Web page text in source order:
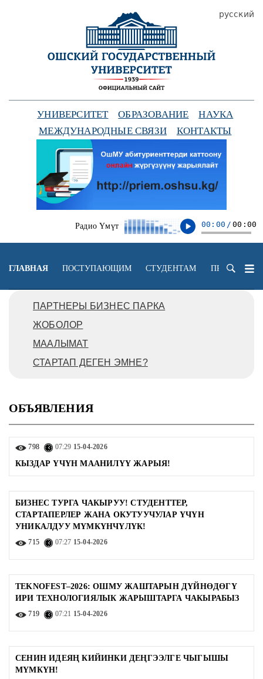
УНИВЕРСИТЕТ ОБРАЗОВАНИЕ
НАУКА
МЕЖДУНАРОДНЫЕ СВЯЗИ
КОНТАКТЫ
Радио Үмүт 00:00 / 00:00
русский
ГЛАВНАЯ ПОСТУПАЮЩИМ СТУДЕНТАМ
ПАРТНЕРЫ БИЗНЕС ПАРКА
ЖОБОЛОР
МААЛЫМАТ
СТАРТАП ДЕГЕН ЭМНЕ?
ОБЪЯВЛЕНИЯ
798 07:29 15-04-2026
КЫЗДАР ҮЧҮН МААНИЛҮҮ ЖАРЫЯ!
БИЗНЕС ТУРГА ЧАКЫРУУ! СТУДЕНТТЕР,
СТАРТАПЕРЛЕР ЖАНА ОКУТУУЧУЛАР ҮЧҮН
УНИКАЛДУУ МҮМКҮНЧҮЛҮК!
715 07:27 15-04-2026
TEKNOFEST–2026: ОШМУ ЖАШТАРЫН ДҮЙНӨДӨГҮ
ИРИ ТЕХНОЛОГИЯЛЫК ЖАРЫШТАРГА ЧАКЫРАБЫЗ
719 07:21 15-04-2026
СЕНИН ИДЕЯҢ КИЙИНКИ ДЕҢГЭЭЛГЕ ЧЫГЫШЫ
МҮМКҮН!